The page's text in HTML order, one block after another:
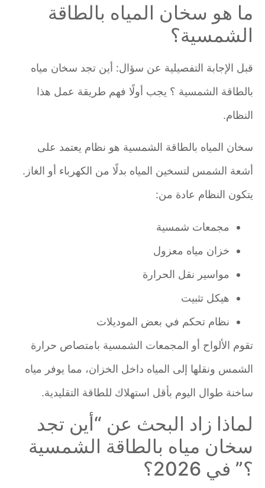
ما هو سخان المياه بالطاقة
الشمسية؟
قبل الإجابة التفصيلية عن سؤال: أين تجد سخان مياه
بالطاقة الشمسية ؟ يجب أولًا فهم طريقة عمل هذا
النظام.
سخان المياه بالطاقة الشمسية هو نظام يعتمد على
أشعة الشمس لتسخين المياه بدلًا من الكهرباء أو الغاز.
يتكون النظام عادة من:
مجمعات شمسية
خزان مياه معزول
مواسير نقل الحرارة
هيكل تثبيت
نظام تحكم في بعض الموديلات
تقوم الألواح أو المجمعات الشمسية بامتصاص حرارة
الشمس ونقلها إلى المياه داخل الخزان، مما يوفر مياه
ساخنة طوال اليوم بأقل استهلاك للطاقة التقليدية.
لماذا زاد البحث عن “أين تجد
سخان مياه بالطاقة الشمسية
؟” في 2026؟